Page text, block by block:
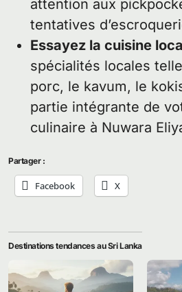
attention aux
tentatives
Essayez la cuisine
spécialités locales
porc, le kavum, le
partie intégrante de
culinaire à Nuwara
Partager :
Facebook X
Destinations tendances au Sri Lanka